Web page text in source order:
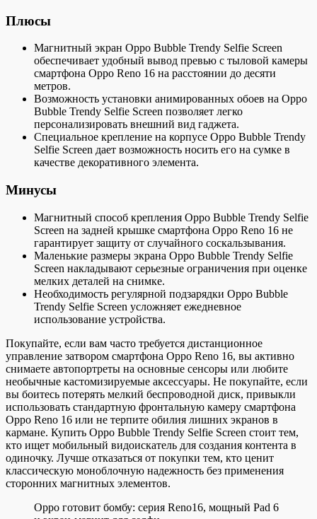
Плюсы
Магнитный экран Oppo Bubble Trendy Selfie Screen
обеспечивает удобный вывод превью с тыловой камеры
смартфона Oppo Reno 16 на расстоянии до десяти
метров.
Возможность установки анимированных обоев на Oppo
Bubble Trendy Selfie Screen позволяет легко
персонализировать внешний вид гаджета.
Специальное крепление на корпусе Oppo Bubble Trendy
Selfie Screen дает возможность носить его на сумке в
качестве декоративного элемента.
Минусы
Магнитный способ крепления Oppo Bubble Trendy Selfie
Screen на задней крышке смартфона Oppo Reno 16 не
гарантирует защиту от случайного соскальзывания.
Маленькие размеры экрана Oppo Bubble Trendy Selfie
Screen накладывают серьезные ограничения при оценке
мелких деталей на снимке.
Необходимость регулярной подзарядки Oppo Bubble
Trendy Selfie Screen усложняет ежедневное
использование устройства.
Покупайте, если вам часто требуется дистанционное
управление затвором смартфона Oppo Reno 16, вы активно
снимаете автопортреты на основные сенсоры или любите
необычные кастомизируемые аксессуары. Не покупайте, если
вы боитесь потерять мелкий беспроводной диск, привыкли
использовать стандартную фронтальную камеру смартфона
Oppo Reno 16 или не терпите обилия лишних экранов в
кармане. Купить Oppo Bubble Trendy Selfie Screen стоит тем,
кто ищет мобильный видоискатель для создания контента в
одиночку. Лучше отказаться от покупки тем, кто ценит
классическую моноблочную надежность без применения
сторонних магнитных элементов.
Oppo готовит бомбу: серия Reno16, мощный Pad 6